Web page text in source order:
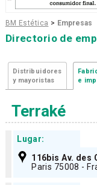
BM Estética > Empresas
Directorio de
Distribuidores
y mayoristas
e
Terraké
Lugar:
116bis Av. des
Paris 75008 -